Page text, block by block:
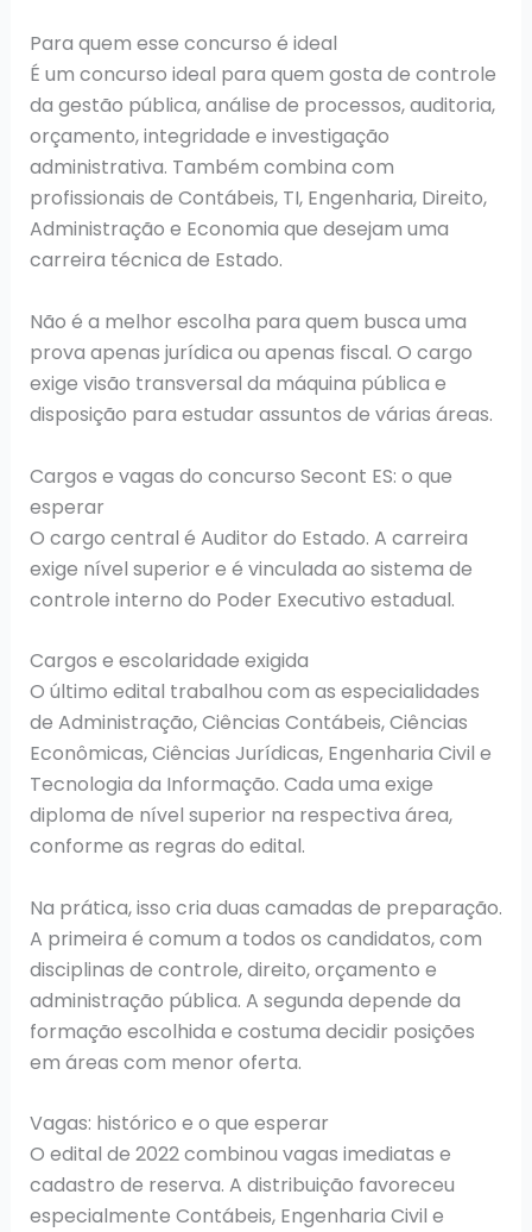
Para quem esse concurso é ideal
É um concurso ideal para quem gosta de controle
da gestão pública, análise de processos, auditoria,
orçamento, integridade e investigação
administrativa. Também combina com
profissionais de Contábeis, TI, Engenharia, Direito,
Administração e Economia que desejam uma
carreira técnica de Estado.
Não é a melhor escolha para quem busca uma
prova apenas jurídica ou apenas fiscal. O cargo
exige visão transversal da máquina pública e
disposição para estudar assuntos de várias áreas.
Cargos e vagas do concurso Secont ES: o que
esperar
O cargo central é Auditor do Estado. A carreira
exige nível superior e é vinculada ao sistema de
controle interno do Poder Executivo estadual.
Cargos e escolaridade exigida
O último edital trabalhou com as especialidades
de Administração, Ciências Contábeis, Ciências
Econômicas, Ciências Jurídicas, Engenharia Civil e
Tecnologia da Informação. Cada uma exige
diploma de nível superior na respectiva área,
conforme as regras do edital.
Na prática, isso cria duas camadas de preparação.
A primeira é comum a todos os candidatos, com
disciplinas de controle, direito, orçamento e
administração pública. A segunda depende da
formação escolhida e costuma decidir posições
em áreas com menor oferta.
Vagas: histórico e o que esperar
O edital de 2022 combinou vagas imediatas e
cadastro de reserva. A distribuição favoreceu
especialmente Contábeis, Engenharia Civil e